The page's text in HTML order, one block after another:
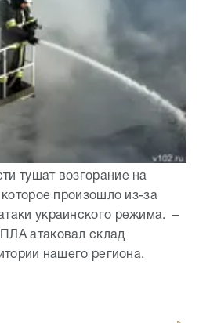
тушат возгорание на
произошло из-за
украинского режима. –
атаковал склад
нашего региона.